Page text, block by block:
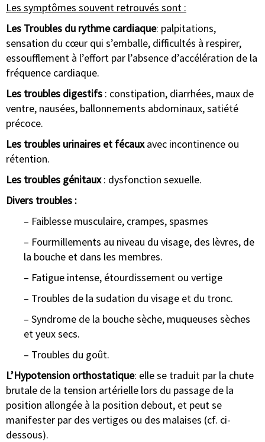
Les symptômes souvent retrouvés sont :
Les Troubles du rythme cardiaque: palpitations,
sensation du cœur qui s’emballe, difficultés à respirer,
essoufflement à l’effort par l’absence d’accélération de la
fréquence cardiaque.
Les troubles digestifs : constipation, diarrhées, maux de
ventre, nausées, ballonnements abdominaux, satiété
précoce.
Les troubles urinaires et fécauxavec incontinence ou
rétention.
Les troubles génitaux: dysfonction sexuelle.
Divers troubles :
– Faiblesse musculaire, crampes, spasmes
– Fourmillements au niveau du visage, des lèvres, de
la bouche et dans les membres.
– Fatigue intense, étourdissement ou vertige
– Troubles de la sudation du visage et du tronc.
– Syndrome de la bouche sèche, muqueuses sèches
et yeux secs.
– Troubles du goût.
L’Hypotension orthostatique: elle se traduit par la chute
brutale de la tension artérielle lors du passage de la
position allongée à la position debout, et peut se
manifester par des vertiges ou des malaises (cf. ci-
dessous).